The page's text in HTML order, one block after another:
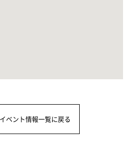
ベント情報一覧に戻る